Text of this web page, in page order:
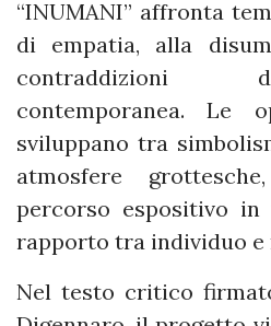
“INUMANI” affronta
di empatia, alla
contraddizioni
contemporanea. Le
sviluppano tra
atmosfere
percorso espositivo
rapporto tra individuo e
Nel testo critico